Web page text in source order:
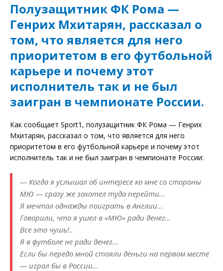
Полузащитник ФК Рома —
Генрих Мхитарян, рассказал о
том, что является для него
приоритетом в его футбольной
карьере и почему этот
исполнитель так и не был
заигран в чемпионате России.
Как сообщает Sport1, полузащитник ФК Рома — Генрих
Мхитарян, рассказал о том, что является для него
приоритетом в его футбольной карьере и почему этот
исполнитель так и не был заигран в чемпионате России:
— Когда я услышал об интересе ко мне со стороны
МЮ — сразу же захотел туда перейти…
Я мечтал однажды поиграть в Англии…
Говорили, что я ушел в «МЮ» ради денег…
Все это чушь!..
Я в футболе не ради денег…
Если бы передо мной стояли деньги на первом месте
— играл бы в России…